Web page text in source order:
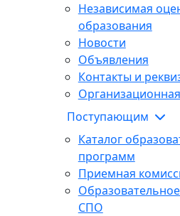
Независимая
образования
Новости
Объявления
Контакты и
Поступающим
Каталог
программ
Приемная
СПО